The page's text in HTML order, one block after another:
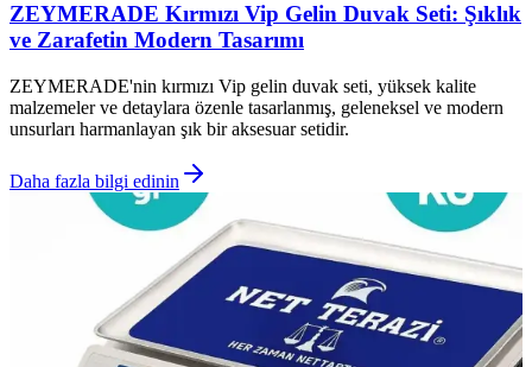
ZEYMERADE Kırmızı Vip Gelin Duvak Seti: Şıklık
ve Zarafetin Modern Tasarımı
ZEYMERADE'nin kırmızı Vip gelin duvak seti, yüksek kalite
malzemeler ve detaylara özenle tasarlanmış, geleneksel ve modern
unsurları harmanlayan şık bir aksesuar setidir.
Daha fazla bilgi edinin